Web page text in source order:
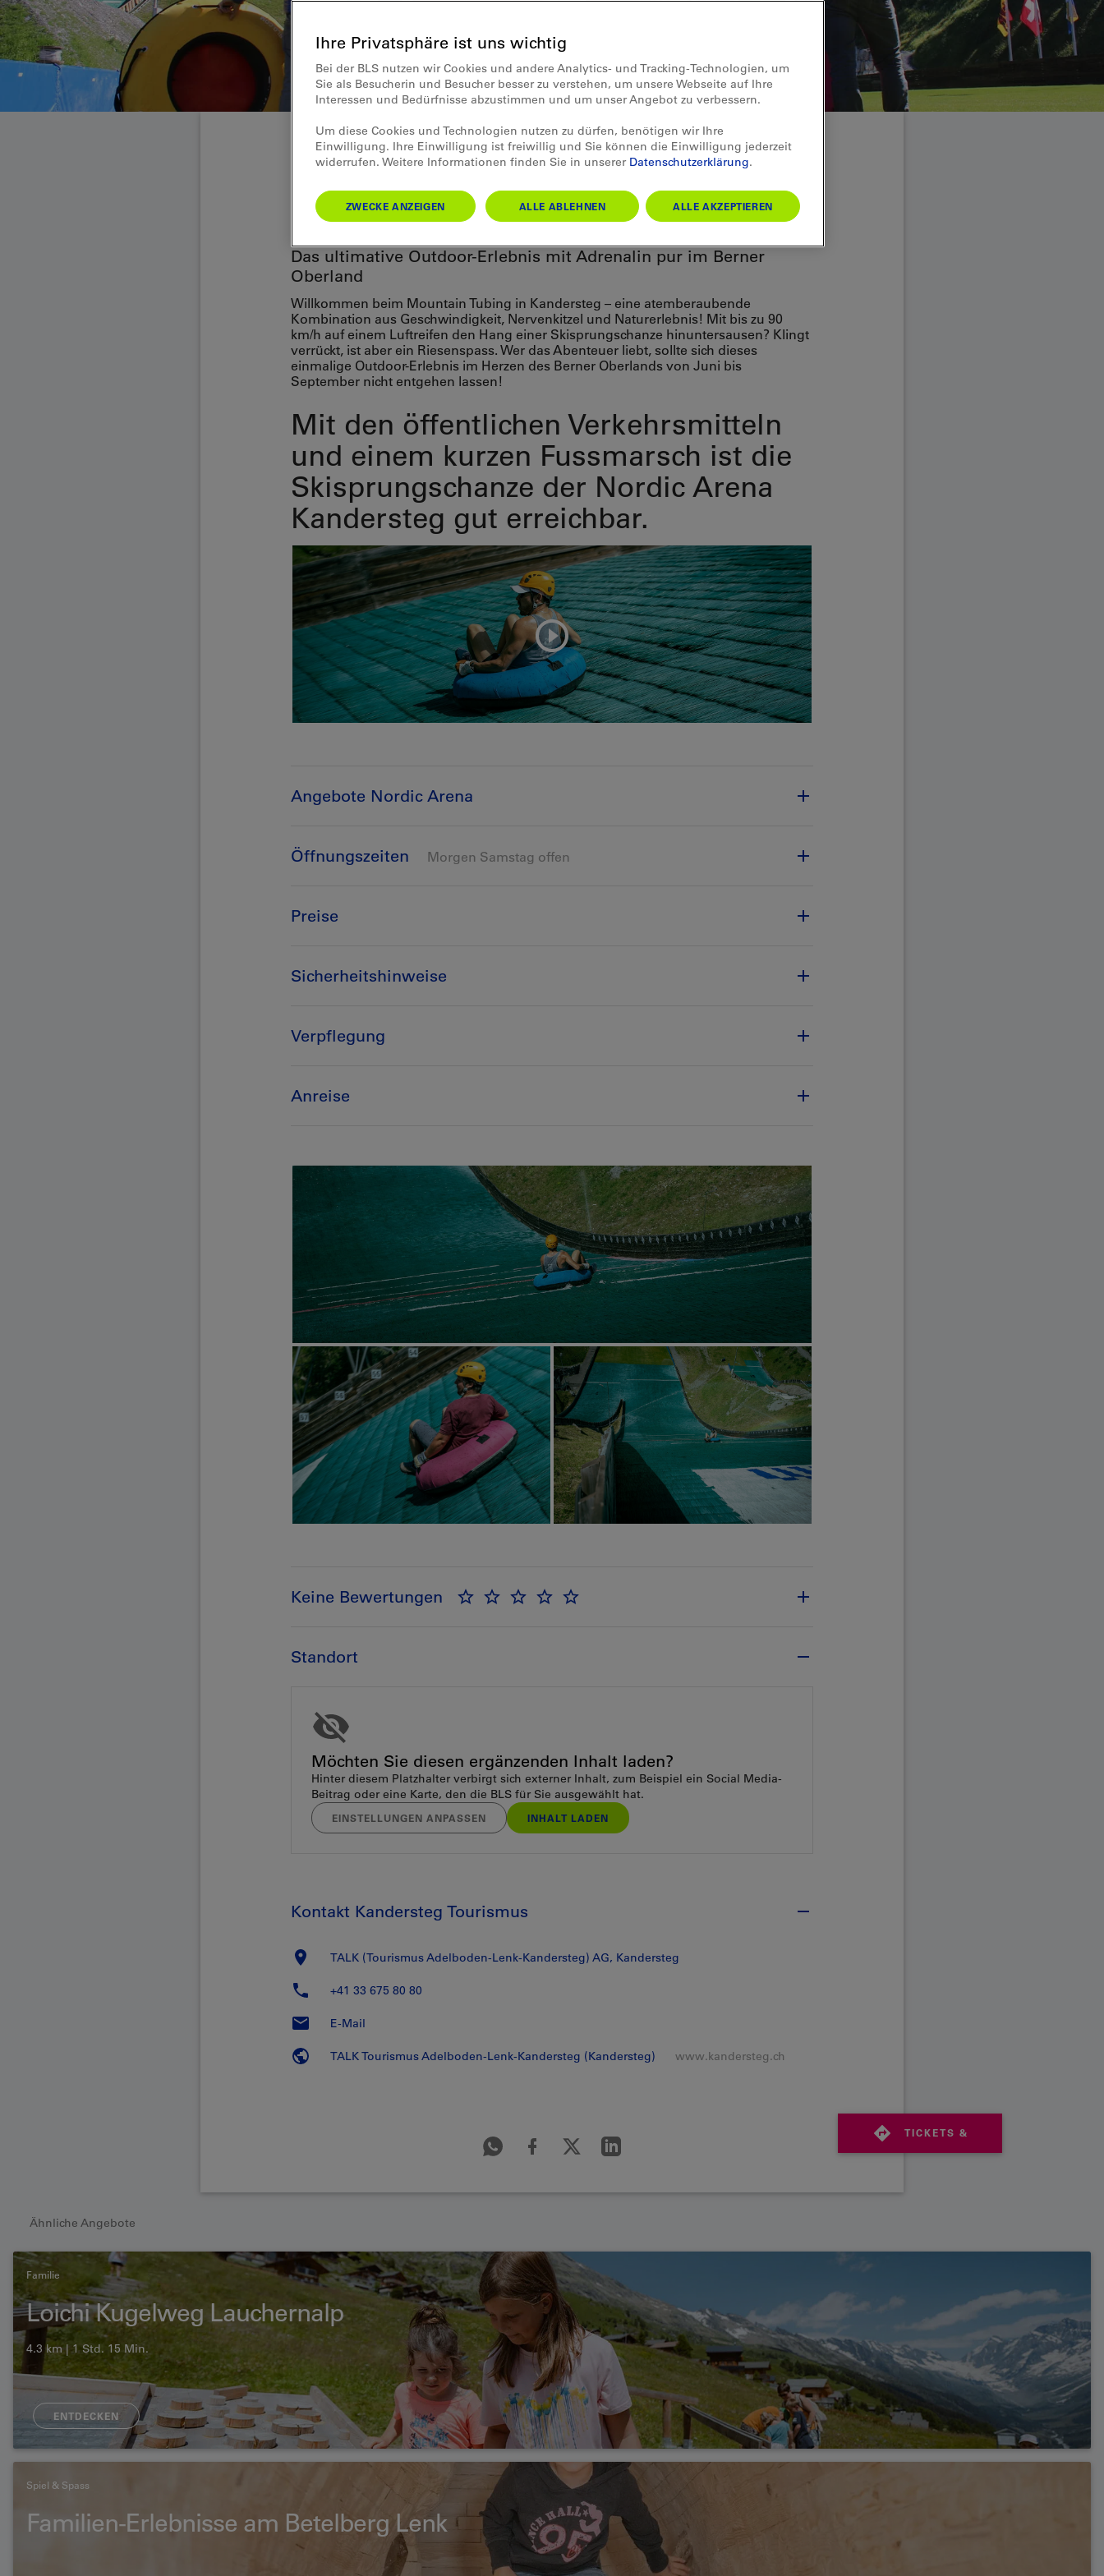
Spiel & Spass
Mountain Tubing in Kandersteg
Das ultimative Outdoor-Erlebnis mit Adrenalin pur im Berner
Oberland
Willkommen beim Mountain Tubing in Kandersteg – eine atemberaubende
Kombination aus Geschwindigkeit, Nervenkitzel und Naturerlebnis! Mit bis zu 90
km/h auf einem Luftreifen den Hang einer Skisprungschanze hinuntersausen? Klingt
verrückt, ist aber ein Riesenspass. Wer das Abenteuer liebt, sollte sich dieses
einmalige Outdoor-Erlebnis im Herzen des Berner Oberlands von Juni bis
September nicht entgehen lassen!
Mit den öffentlichen Verkehrsmitteln
und einem kurzen Fussmarsch ist die
Skisprungschanze der Nordic Arena
Kandersteg gut erreichbar.
Angebote Nordic Arena
Öffnungszeiten Morgen Samstag offen
Preise
Sicherheitshinweise
Verpflegung
Anreise
Keine Bewertungen
Standort
Möchten Sie diesen ergänzenden Inhalt laden?
Hinter diesem Platzhalter verbirgt sich externer Inhalt, zum Beispiel ein Social Media-
Beitrag oder eine Karte, den die BLS für Sie ausgewählt hat.
EINSTELLUNGEN ANPASSEN INHALT LADEN
Kontakt Kandersteg Tourismus
TALK (Tourismus Adelboden-Lenk-Kandersteg) AG, Kandersteg
+41 33 675 80 80
E-Mail
TALK Tourismus Adelboden-Lenk-Kandersteg (Kandersteg) www.kandersteg.ch
TICKETS &
Ähnliche Angebote
Familie
Loichi Kugelweg Lauchernalp
4.3 km | 1 Std. 15 Min.
ENTDECKEN
Spiel & Spass
Familien-Erlebnisse am Betelberg Lenk
Ihre Privatsphäre ist uns wichtig
Bei der BLS nutzen wir Cookies und andere Analytics- und Tracking-Technologien, um
Sie als Besucherin und Besucher besser zu verstehen, um unsere Webseite auf Ihre
Interessen und Bedürfnisse abzustimmen und um unser Angebot zu verbessern.
Um diese Cookies und Technologien nutzen zu dürfen, benötigen wir Ihre
Einwilligung. Ihre Einwilligung ist freiwillig und Sie können die Einwilligung jederzeit
widerrufen. Weitere Informationen finden Sie in unserer Datenschutzerklärung.
ZWECKE ANZEIGEN ALLE ABLEHNEN ALLE AKZEPTIEREN